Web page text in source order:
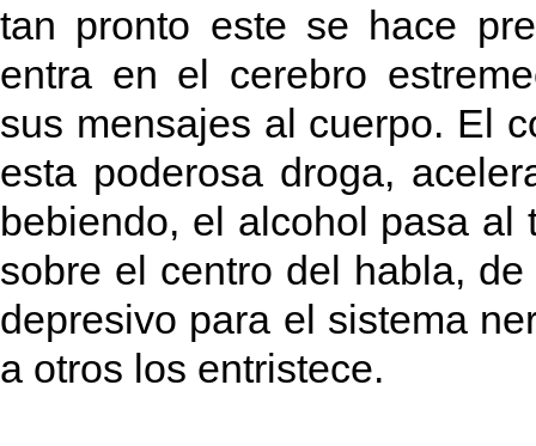
tan pronto este se hace
entra en el cerebro
sus mensajes al cuerpo. El
esta poderosa droga,
bebiendo, el alcohol pasa al
sobre el centro del habla,
depresivo para el sistema
a otros los entristece.